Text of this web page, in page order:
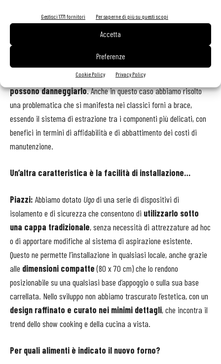
Gestisci 1771 fornitori Per saperne di più su questi scopi
Accetta
Preferenze
Cookie Policy Privacy Policy
mercato. Inoltre, essendo esterno alla camera di combustione e
cottura, e grazie ad altri accorgimenti tecnici, il
estrazione e gestione della griglia è al riparo dall’azione
delle alte temperature
raggiunge anche i 900 °C,dei fumi e della cenere che
possono danneggiarlo. Anche in questo caso abbiamo risolto
una problematica che si manifesta nei classici forni a brace,
essendo il sistema di estrazione tra i componenti più delicati, con
benefici in termini di affidabilità e di abbattimento dei costi di
manutenzione.
Un’altra caratteristica è la facilità di installazione…
Piazzi: Abbiamo dotato Ugodi una serie di dispositivi di
isolamento e di sicurezza che consentono di utilizzarlo sotto
una cappa tradizionale, senza necessità di attrezzature ad hoc
o di apportare modifiche al sistema di aspirazione esistente.
Questo ne permette l’installazione in qualsiasi locale, anche grazie
alle dimensioni compatte(80 x 70 cm) che lo rendono
posizionabile su una qualsiasi base d’appoggio o sulla sua base
carrellata. Nello sviluppo non abbiamo trascurato l’estetica, con un
design raffinato e curato nei minimi dettagli, che incontra il
trend dello show cooking e della cucina a vista.
Per quali alimenti è indicato il nuovo forno?